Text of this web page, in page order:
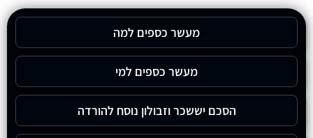
מעשר כספים למה
מעשר כספים למי
הסכם יששכר וזבולון נוסח להורדה